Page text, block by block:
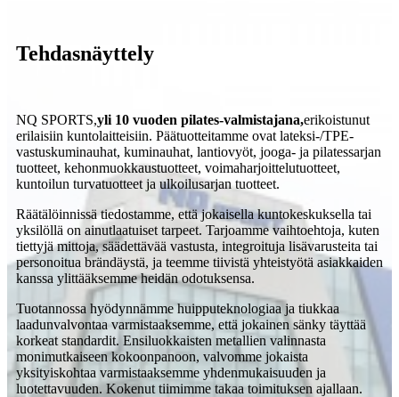
Tehdasnäyttely
NQ SPORTS,yli 10 vuoden pilates-valmistajana,erikoistunut
erilaisiin kuntolaitteisiin. Päätuotteitamme ovat lateksi-/TPE-
vastuskuminauhat, kuminauhat, lantiovyöt, jooga- ja pilatessarjan
tuotteet, kehonmuokkaustuotteet, voimaharjoittelutuotteet,
kuntoilun turvatuotteet ja ulkoilusarjan tuotteet.
Räätälöinnissä tiedostamme, että jokaisella kuntokeskuksella tai
yksilöllä on ainutlaatuiset tarpeet. Tarjoamme vaihtoehtoja, kuten
tiettyjä mittoja, säädettävää vastusta, integroituja lisävarusteita tai
personoitua brändäystä, ja teemme tiivistä yhteistyötä asiakkaiden
kanssa ylittääksemme heidän odotuksensa.
Tuotannossa hyödynnämme huipputeknologiaa ja tiukkaa
laadunvalvontaa varmistaaksemme, että jokainen sänky täyttää
korkeat standardit. Ensiluokkaisten metallien valinnasta
monimutkaiseen kokoonpanoon, valvomme jokaista
yksityiskohtaa varmistaaksemme yhdenmukaisuuden ja
luotettavuuden. Kokenut tiimimme takaa toimituksen ajallaan.